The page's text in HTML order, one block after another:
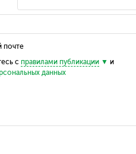
почте
с правилами публикации
и
данных